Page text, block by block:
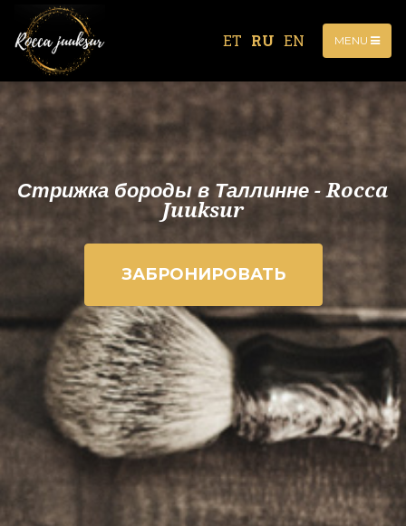
ET RU EN MENU
Стрижка бороды в Таллинне - Rocca
Juuksur
ЗАБРОНИРОВАТЬ